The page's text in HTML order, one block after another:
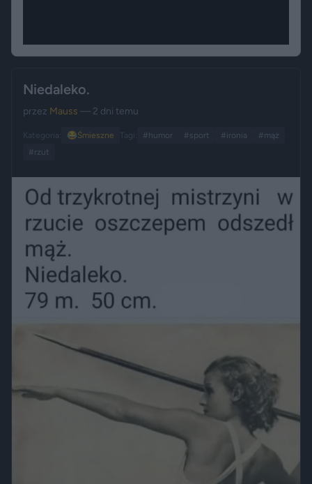
Niedaleko.
przez Mauss — 2 dni temu
Kategoria: 😂Śmieszne Tagi: #humor #sport #ironia
#mąż
#rzut